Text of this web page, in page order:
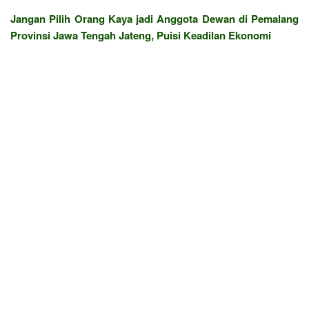
Jangan Pilih Orang Kaya jadi Anggota Dewan di Pemalang
Provinsi Jawa Tengah Jateng, Puisi Keadilan Ekonomi